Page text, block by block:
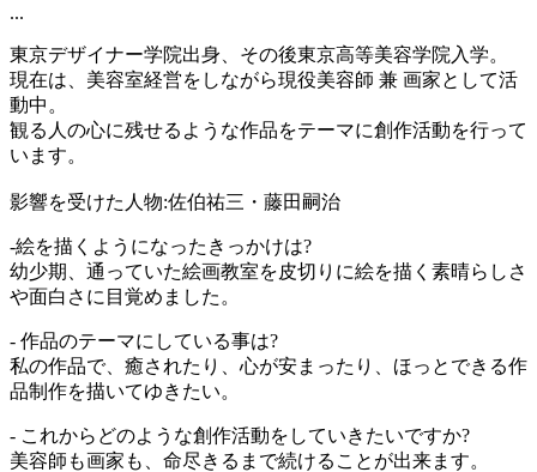
...
東京デザイナー学院出身、その後東京高等美容学院入学。
現在は、美容室経営をしながら現役美容師 兼 画家として活
動中。
観る人の心に残せるような作品をテーマに創作活動を行って
います。
影響を受けた人物:佐伯祐三・藤田嗣治
-絵を描くようになったきっかけは?
幼少期、通っていた絵画教室を皮切りに絵を描く素晴らしさ
や面白さに目覚めました。
- 作品のテーマにしている事は?
私の作品で、癒されたり、心が安まったり、ほっとできる作
品制作を描いてゆきたい。
- これからどのような創作活動をしていきたいですか?
美容師も画家も、命尽きるまで続けることが出来ます。